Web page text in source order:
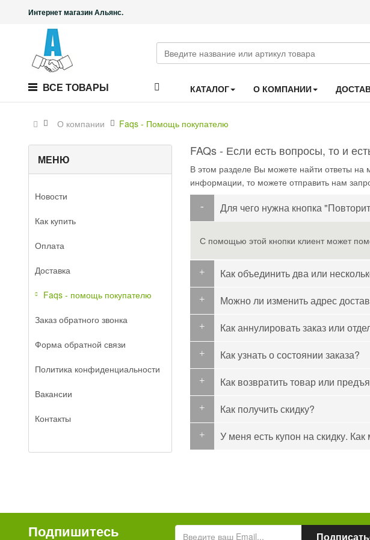
Интернет магазин Альянс.
ВСЕ ТОВАРЫ КАТАЛОГ О КОМПАНИИ
О компании Faqs - Помощь покупателю
МЕНЮ
Новости
Как купить
Оплата
Доставка
Faqs - помощь покупателю
Заказ обратного звонка
Форма обратной связи
Политика конфиденциальности
Вакансии
Контакты
FAQs - Если есть вопросы, то и
В этом разделе Вы можете найти ответы
информации, то можете отправить нам
Для чего нужна кнопка
С помощью этой кнопки клиент может
Как объединить два или
Можно ли изменить адрес
Как аннулировать заказ или
Как узнать о состоянии заказа?
Как возвратить товар или
Как получить скидку?
У меня есть купон на скидку.
Подпишитесь